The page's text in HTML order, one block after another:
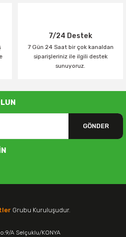
7/24 Destek
7 Gün 24 Saat bir çok kanaldan
siparişleriniz ile ilgili destek
sunuyoruz.
GÖNDER
Grubu Kuruluşudur.
A Selçuklu/KONYA